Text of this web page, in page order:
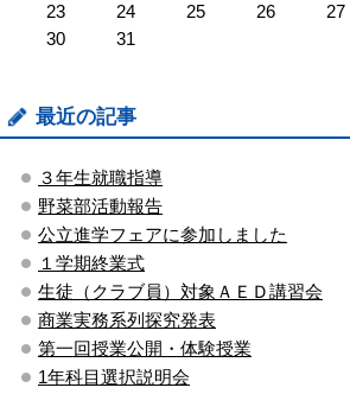
23
24 25 26 27
30
31
最近の記事
３年生就職指導
野菜部活動報告
公立進学フェアに参加しました
１学期終業式
生徒（クラブ員）対象ＡＥＤ講習会
商業実務系列探究発表
第一回授業公開・体験授業
1年科目選択説明会